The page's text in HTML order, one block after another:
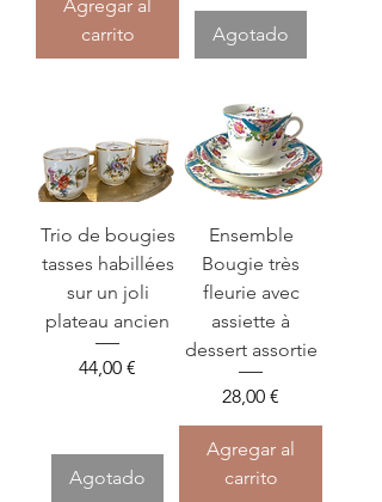
Agregar al
carrito
Agotado
Trio de bougies
tasses habillées
sur un joli
plateau ancien
Precio
44,00 €
Agotado
Ensemble
Bougie très
fleurie avec
assiette à
dessert assortie
Precio
28,00 €
Agregar al
carrito